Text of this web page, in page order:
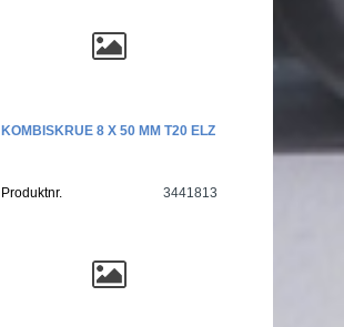
KOMBISKRUE 8 X 50 MM T20 ELZ
Produktnr. 3441813